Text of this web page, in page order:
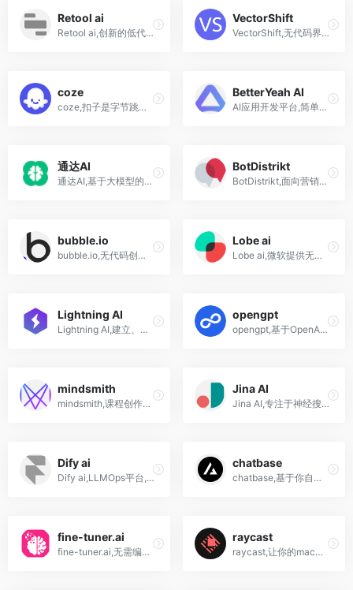
Retool ai
Retool ai,创新的低代码平台,ai应用快速构建平台
VectorShift
VectorShift,无代码界面构建自动化工作流,Al应用自动化构建平台
coze
coze,扣子是字节跳动发布的Al机器人创建平台
BetterYeah AI
AI应用开发平台,简单、易用,API无缝集成至企业系统,斑头雁BetterYeah AI
通达AI
通达AI,基于大模型的AI数字员工,智能客服,销售顾问,行政助手,文案写作等
BotDistrikt
BotDistrikt,面向营销人员、客户服务人员、数据分析师的无代码聊天机器人平台
bubble.io
bubble.io,无代码创建自己的app的平台网站
Lobe ai
Lobe ai,微软提供无代码开发模式,任何人都快速开发机器学习模型
Lightning AI
Lightning AI,建立、培训和部署AI产品的平台
opengpt
opengpt,基于OpenAI的GPT3.5 4的AI应用生成平台,快速生成你的ai应用!
mindsmith
mindsmith,课程创作工具,生成式 AI 来简化创建和共享学习内容的过程
Jina AI
Jina AI,专注于神经搜索技术的商业开源软件公司
Dify ai
Dify ai,LLMOps平台,提供AI 聊天机器人,代码转换器,SQL 生成器,新闻内容编写,创意脚本等
chatbase
chatbase,基于你自己数据的ChatGPT
fine-tuner.ai
fine-tuner.ai,无需编码即可构建您自己的AI服务
raycast
raycast,让你的mac电脑变得更加智能的软件